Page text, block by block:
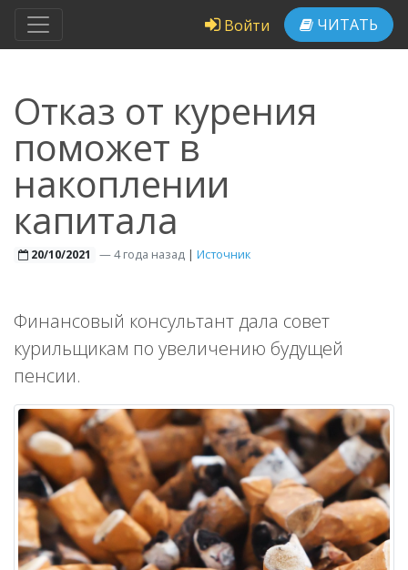
Войти ЧИТАТЬ
Отказ от курения
поможет в
накоплении
капитала
20/10/2021 —4 года назад | Источник
Финансовый консультант дала совет
курильщикам по увеличению будущей
пенсии.